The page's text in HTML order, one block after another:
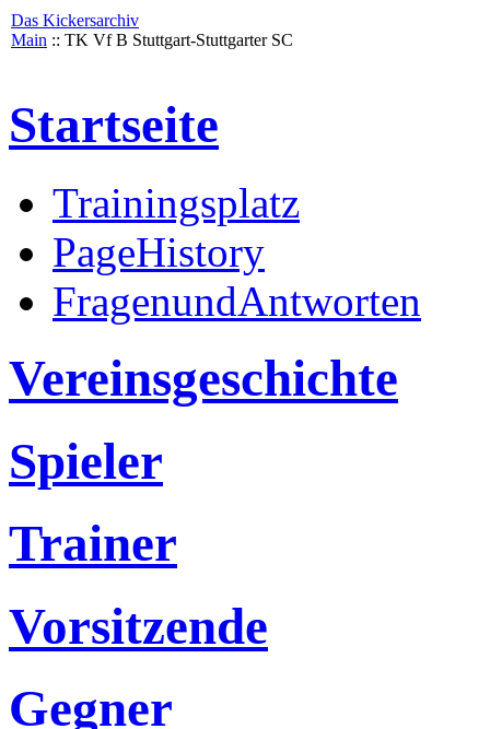
Das Kickersarchiv
Main :: TK Vf B Stuttgart-Stuttgarter SC
Startseite
Trainingsplatz
PageHistory
FragenundAntworten
Vereinsgeschichte
Spieler
Trainer
Vorsitzende
Gegner